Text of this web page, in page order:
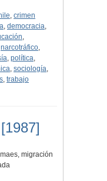
,crimen
, democracia,
,
narcotráfico,
, política,
, sociología,
, trabajo
migración